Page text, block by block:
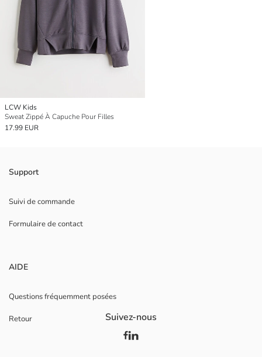
LCW Kids
Sweat Zippé À Capuche Pour Filles
17.99 EUR
Support
Suivi de commande
Formulaire de contact
AIDE
Questions fréquemment posées
Retour Suivez-nous